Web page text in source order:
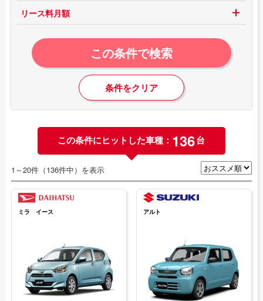
リース料月額
この条件で検索
条件をクリア
この条件にヒットした車種： 136台
1～20件（136件中）を表示
ミラ イース アルト